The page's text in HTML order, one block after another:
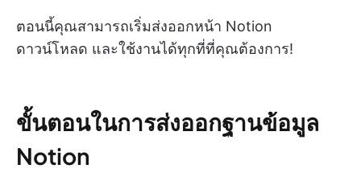
ตอนนี้คุณสามารถเริ่มส่งออกหน้า Notion
ดาวน์โหลด และใช้งานได้ทุกที่ที่คุณต้องการ!
ขั้นตอนในการส่งออกฐานข้อมูล
Notion